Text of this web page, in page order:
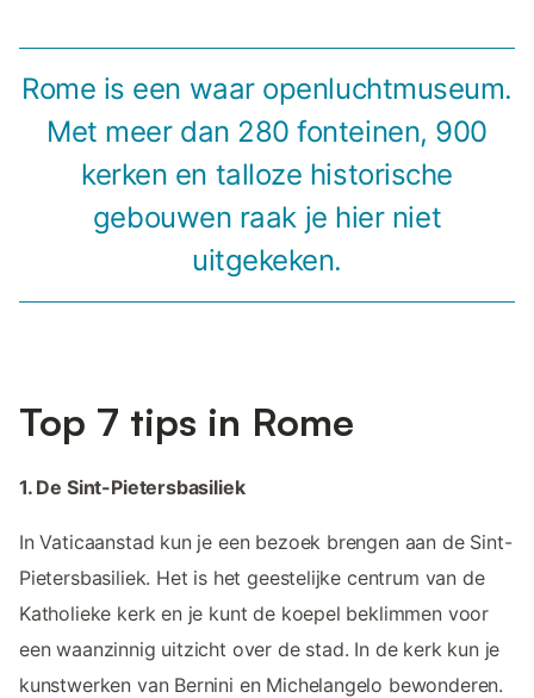
Rome is een waar openluchtmuseum.
Met meer dan 280 fonteinen, 900
kerken en talloze historische
gebouwen raak je hier niet
uitgekeken.
Top 7 tips in Rome
1. De Sint-Pietersbasiliek
In Vaticaanstad kun je een bezoek brengen aan de Sint-
Pietersbasiliek. Het is het geestelijke centrum van de
Katholieke kerk en je kunt de koepel beklimmen voor
een waanzinnig uitzicht over de stad. In de kerk kun je
kunstwerken van Bernini en Michelangelo bewonderen.